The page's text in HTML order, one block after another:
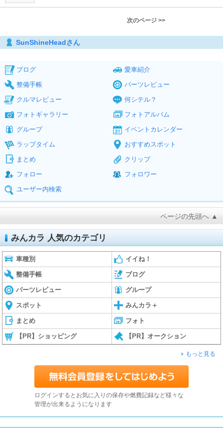
次のページ >>
SunShineHeadさん
ブログ
愛車紹介
整備手帳
パーツレビュー
クルマレビュー
何シテル？
フォトギャラリー
フォトアルバム
グループ
イベントカレンダー
ラップタイム
おすすめスポット
まとめ
クリップ
フォロー
フォロワー
ユーザー内検索
ページの先頭へ ▲
みんカラ 人気のカテゴリ
車種別 イイね！
整備手帳 ブログ
パーツレビュー グループ
スポット みんカラ＋
まとめ フォト
【PR】ショッピング 【PR】オークション
もっと見る
ログインするとお気に入りの保存や燃費記録など様々な
管理が出来るようになります